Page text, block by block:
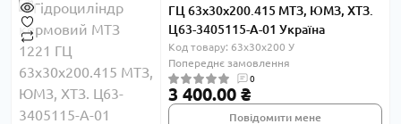
ГЦ 63х30х200.415 МТЗ, ЮМЗ, ХТЗ.
Ц63-3405115-А-01 Україна
Код товару: 63х30х200 У
Попереднє замовлення
0
3 400.00 ₴
Повідомити мене